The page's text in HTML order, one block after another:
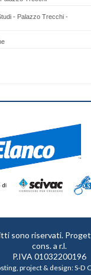
sono riservati.
cons. a r.l.
P.IVA 01032200196
project & design:S-D